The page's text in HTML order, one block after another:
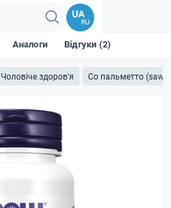
UA
RU
Чоловіче здоров'я Со пальметто (saw
Аналоги Відгуки (2)